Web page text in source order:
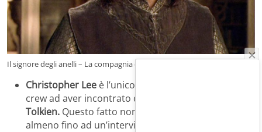
Il signore degli anelli – La compagnia dell’anello
Christopher Lee è l’unico membro del cast e della
crew ad aver incontrato di persona il professor
Tolkien. Questo fatto non era noto a molti fan,
almeno fino ad un’intervista fatta dall’attore stesso.